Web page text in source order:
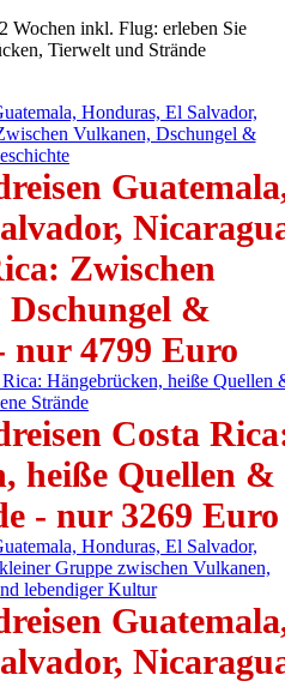
Wochen inkl. Flug: erleben Sie
Tierwelt und Strände
Zwischen
&
nur 4799 Euro
Costa
heiße Quellen &
- nur 3269 Euro